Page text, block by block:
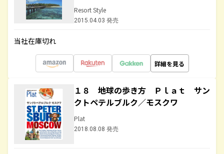
Resort Style
2015.04.03 発売
当社在庫切れ
詳細を見る
１８ 地球の歩き方 Ｐｌａｔ サン
クトペテルブルク／モスクワ
Plat
2018.08.08 発売